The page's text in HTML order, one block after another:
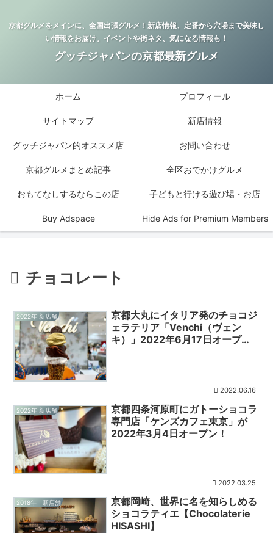
京都グルメをメインに、全国出張グルメ！新店情報、定番から穴場まで美味し
い情報をお届け。イベントや街ネタ、気になる情報も！
グッチジャパンの京都最新グルメ
ホーム プロフィール
サイトマップ 新店情報
グッチジャパン的オススメ店 お問い合わせ
京都グルメまとめ記事 全区おでかけグルメ
おもてなしするならこの店 子どもと行ける遊び場・お店
Buy Adspace Hide Ads for Premium Members
チョコレート
2022年 新店舗
京都大丸にイタリア発のチョコジ
ェラテリア「Venchi（ヴェン
キ）」2022年6月17日オープ
2022.06.16
2022年 新店舗
京都四条河原町にガトーショコラ
専門店「ケンズカフェ東京」が
2022年3月4日オープン！
2022.03.25
2018年 新店舗
京都岡崎、世界に名を知らしめる
ショコラティエ【Chocolaterie
HISASHI】